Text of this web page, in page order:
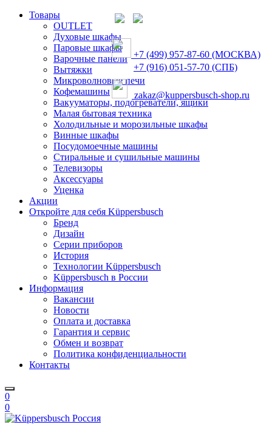
Товары
OUTLET
Духовые шкафы
Паровые шкафы
Варочные панели
Вытяжки
Микроволновые печи
Кофемашины
Вакууматоры, подогреватели, ящики
Малая бытовая техника
Холодильные и морозильные шкафы
Винные шкафы
Посудомоечные машины
Стиральные и сушильные машины
Телевизоры
Аксессуары
Уценка
Акции
Откройте для себя Küppersbusch
Бренд
Дизайн
Серии приборов
История
Технологии Küppersbusch
Küppersbusch в России
Информация
Вакансии
Новости
Оплата и доставка
Гарантия и сервис
Обмен и возврат
Политика конфиденциальности
Контакты
0
0
+7 (499) 957-87-60 (МОСКВА)
+7 (916) 051-57-70 (СПБ)
zakaz@kuppersbusch-shop.ru